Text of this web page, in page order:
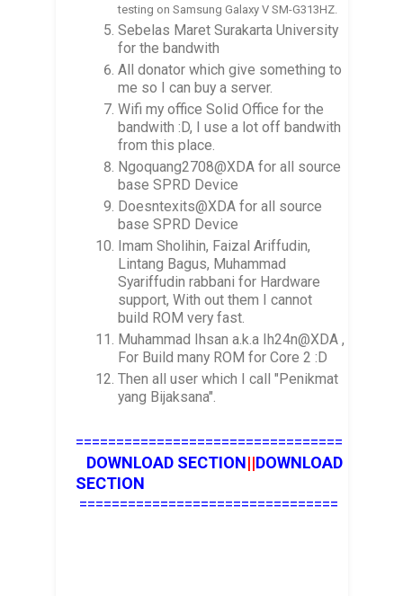
testing on Samsung Galaxy V SM-G313HZ.
Sebelas Maret Surakarta University
for the bandwith
All donator which give something to
me so I can buy a server.
Wifi my office Solid Office for the
bandwith :D, I use a lot off bandwith
from this place.
Ngoquang2708@XDA for all source
base SPRD Device
Doesntexits@XDA for all source
base SPRD Device
Imam Sholihin, Faizal Ariffudin,
Lintang Bagus, Muhammad
Syariffudin rabbani for Hardware
support, With out them I cannot
build ROM very fast.
Muhammad Ihsan a.k.a Ih24n@XDA ,
For Build many ROM for Core 2 :D
Then all user which I call "Penikmat
yang Bijaksana".
=================================
DOWNLOAD SECTION||DOWNLOAD
SECTION
================================